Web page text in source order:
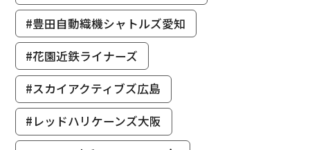
#豊田自動織機シャトルズ愛知
#花園近鉄ライナーズ
#スカイアクティブズ広島
#レッドハリケーンズ大阪